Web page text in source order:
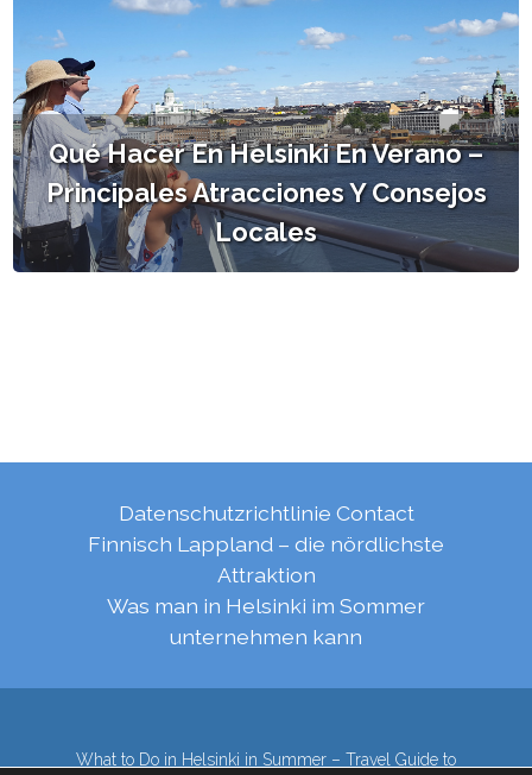
Qué Hacer En Helsinki En Verano –
Principales Atracciones Y Consejos
Locales
Datenschutzrichtlinie Contact
Finnisch Lappland – die nördlichste
Attraktion
Was man in Helsinki im Sommer
unternehmen kann
What to Do in Helsinki in Summer – Travel Guide to